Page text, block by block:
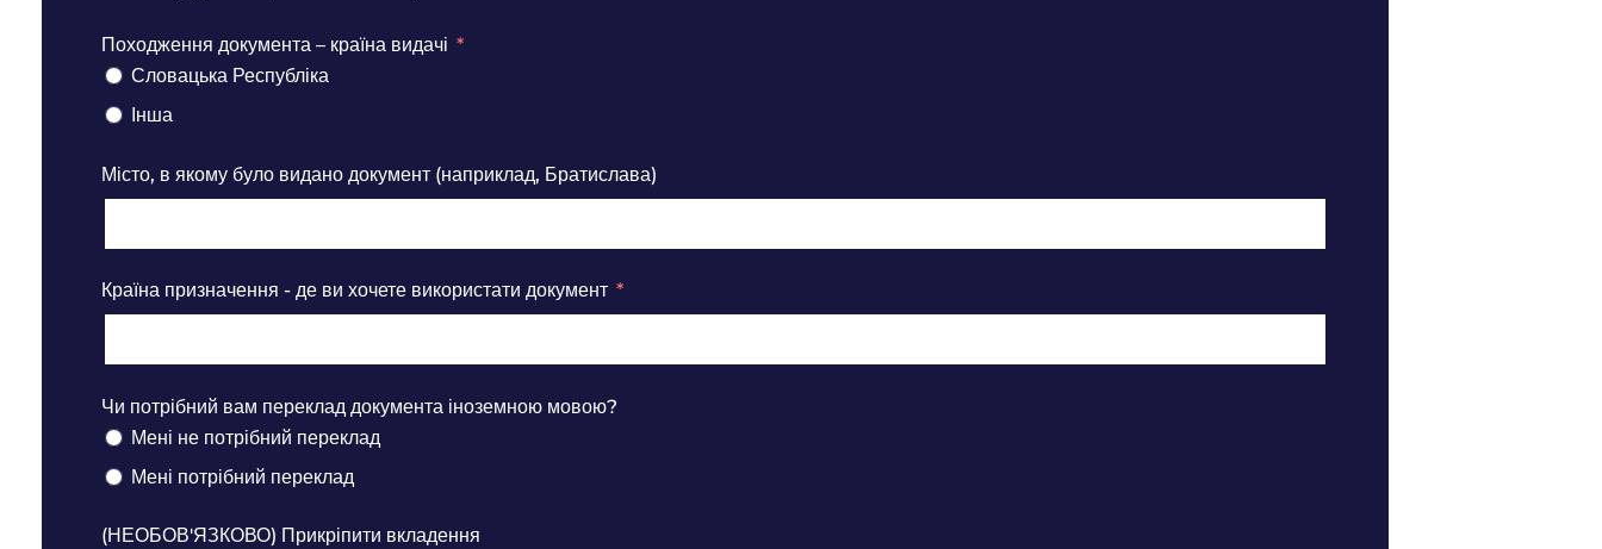
Походження документа – країна видачі
Словацька Республіка
Інша
Місто, в якому було видано документ (наприклад, Братислава)
Країна призначення - де ви хочете використати документ
Чи потрібний вам переклад документа іноземною мовою?
Мені не потрібний переклад
Мені потрібний переклад
(НЕОБОВ'ЯЗКОВО) Прикріпити вкладення